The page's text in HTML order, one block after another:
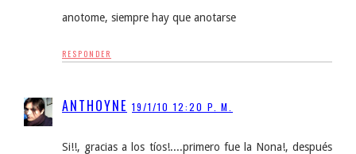
anotome, siempre hay que anotarse
RESPONDER
ANTHOYNE 19/1/10 12:20 P. M.
Si!!, gracias a los tíos!....primero fue la Nona!, después